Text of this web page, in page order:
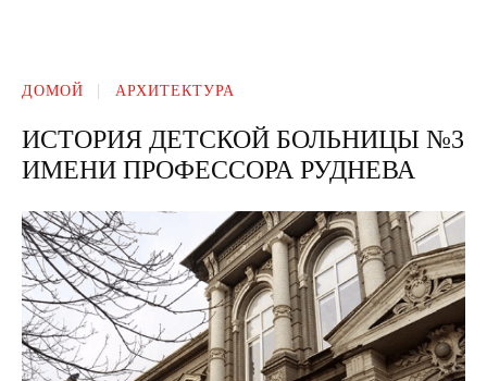
ДОМОЙ АРХИТЕКТУРА
ИСТОРИЯ ДЕТСКОЙ БОЛЬНИЦЫ №3
ИМЕНИ ПРОФЕССОРА РУДНЕВА